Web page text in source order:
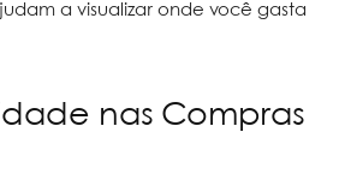
a visualizar onde você gasta
nas Compras